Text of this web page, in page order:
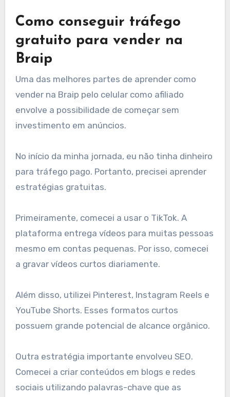
Como conseguir tráfego
gratuito para vender na
Braip
Uma das melhores partes de aprender como
vender na Braip pelo celular como afiliado
envolve a possibilidade de começar sem
investimento em anúncios.
No início da minha jornada, eu não tinha dinheiro
para tráfego pago. Portanto, precisei aprender
estratégias gratuitas.
Primeiramente, comecei a usar o TikTok. A
plataforma entrega vídeos para muitas pessoas
mesmo em contas pequenas. Por isso, comecei
a gravar vídeos curtos diariamente.
Além disso, utilizei Pinterest, Instagram Reels e
YouTube Shorts. Esses formatos curtos
possuem grande potencial de alcance orgânico.
Outra estratégia importante envolveu SEO.
Comecei a criar conteúdos em blogs e redes
sociais utilizando palavras-chave que as